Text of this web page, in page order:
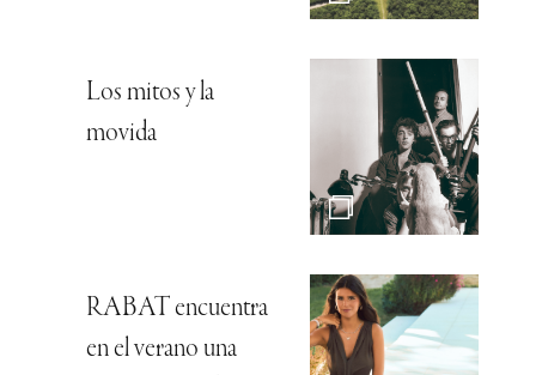
Los mitos y la
movida
RABAT encuentra
en el verano una